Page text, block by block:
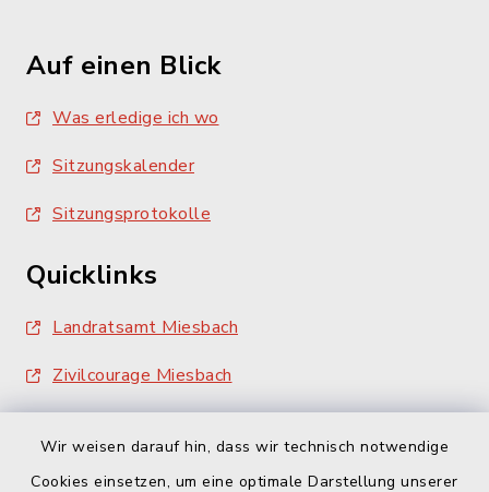
Wir weisen darauf hin, dass wir technisch notwendige
Cookies einsetzen, um eine optimale Darstellung unserer
Auf einen Blick
Was erledige ich wo
Sitzungskalender
Sitzungsprotokolle
Quicklinks
Landratsamt Miesbach
Zivilcourage Miesbach